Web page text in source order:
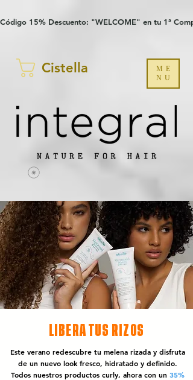
Código 15% Descuento: "WELCOME" en tu 1ª
Cistella
ME
NU
LIBERA TUS RIZOS
Este verano redescubre tu melena rizada y disfruta
de un nuevo look fresco, hidratado y definido.
Todos nuestros productos curly, ahora con un 35%